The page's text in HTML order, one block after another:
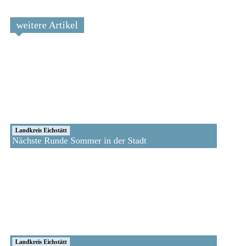
weitere Artikel
Landkreis Eichstätt
Nächste Runde Sommer in der Stadt
Landkreis Eichstätt